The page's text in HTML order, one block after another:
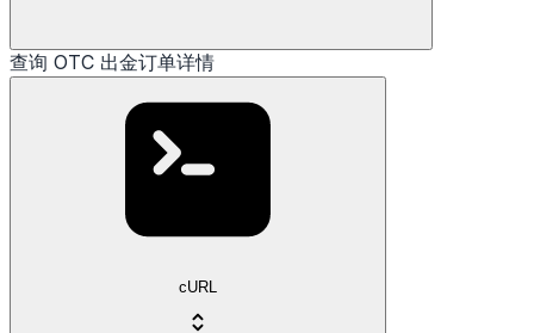
查询 OTC 出金订单详情
cURL